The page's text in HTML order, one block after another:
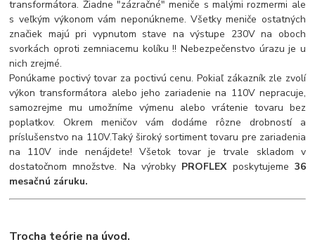
transformátora. Žiadne "zázračné" meniče s malými rozmermi ale
s veľkým výkonom vám neponúkneme. Všetky meniče ostatných
značiek majú pri vypnutom stave na výstupe 230V na oboch
svorkách oproti zemniacemu kolíku !! Nebezpečenstvo úrazu je u
nich zrejmé.
Ponúkame poctivý tovar za poctivú cenu. Pokiaľ zákazník zle zvolí
výkon transformátora alebo jeho zariadenie na 110V nepracuje,
samozrejme mu umožníme výmenu alebo vrátenie tovaru bez
poplatkov. Okrem meničov vám dodáme rôzne drobností a
príslušenstvo na 110V.Taký široký sortiment tovaru pre zariadenia
na 110V inde nenájdete! Všetok tovar je trvale skladom v
dostatočnom množstve. Na výrobky PROFLEXposkytujeme 36
mesačnú záruku.
Trocha teórie na úvod.